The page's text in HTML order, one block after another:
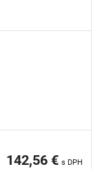
142,56 € s DPH